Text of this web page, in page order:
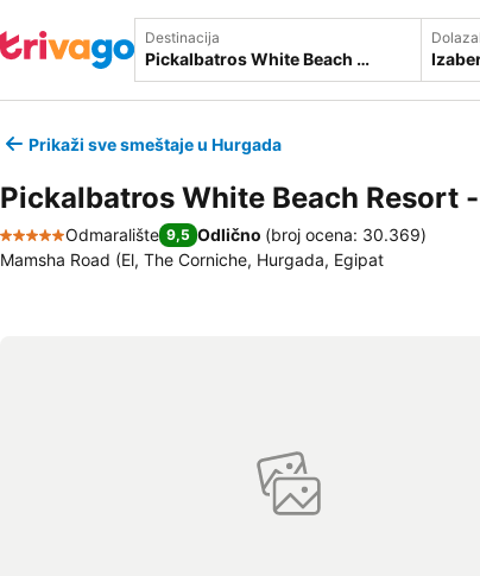
Destinacija
Prikaži sve smeštaje u Hurgada
Pickalbatros White Beach Resort
5 Zvezdice
Odmaralište 9,5 Odlično (broj ocena: 30.369)
Mamsha Road (El, The Corniche, Hurgada, Egipat